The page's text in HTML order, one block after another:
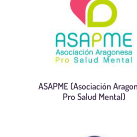
ASAPME (Asociación
Pro Salud Mental)